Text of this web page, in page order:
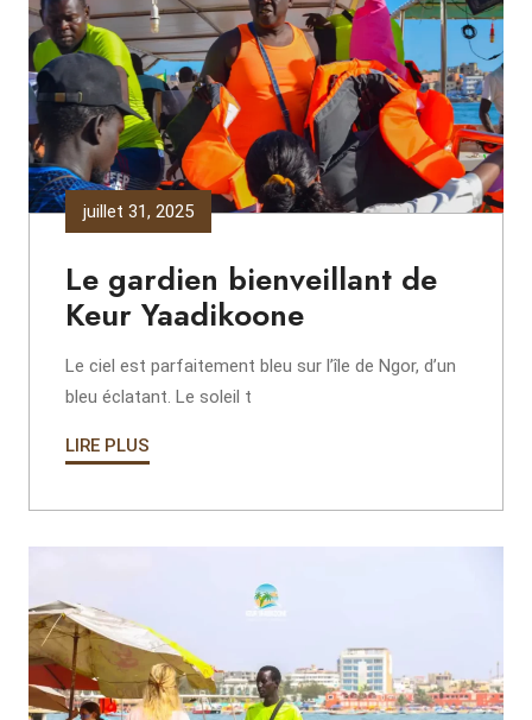
juillet 31, 2025
Le gardien bienveillant de
Keur Yaadikoone
Le ciel est parfaitement bleu sur l’île de Ngor, d’un
bleu éclatant. Le soleil t
LIRE PLUS